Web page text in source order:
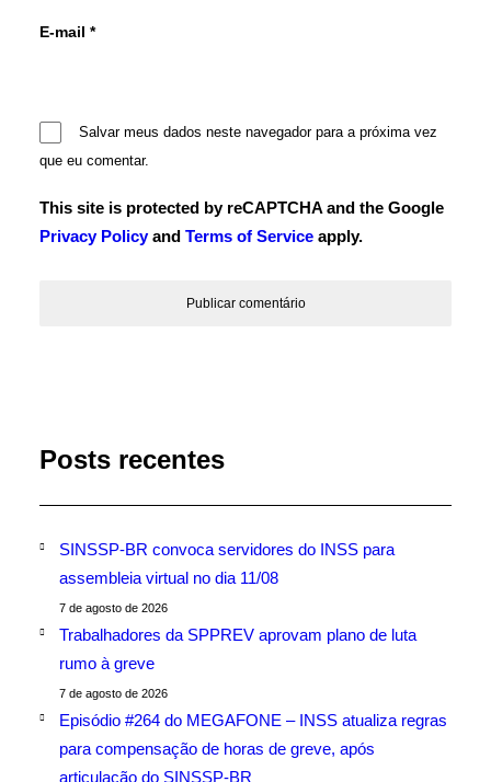
E-mail *
Salvar meus dados neste navegador para a próxima vez
que eu comentar.
This site is protected by reCAPTCHA and the Google
Privacy Policyand Terms of Service apply.
Posts recentes
SINSSP-BR convoca servidores do INSS para
assembleia virtual no dia 11/08
7 de agosto de 2026
Trabalhadores da SPPREV aprovam plano de luta
rumo à greve
7 de agosto de 2026
Episódio #264 do MEGAFONE – INSS atualiza regras
para compensação de horas de greve, após
articulação do SINSSP-BR